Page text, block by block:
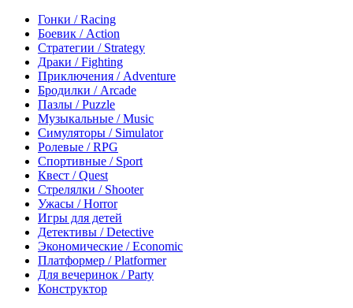
Гонки / Racing
Боевик / Action
Стратегии / Strategy
Драки / Fighting
Приключения / Adventure
Бродилки / Arcade
Пазлы / Puzzle
Музыкальные / Music
Симуляторы / Simulator
Ролевые / RPG
Спортивные / Sport
Квест / Quest
Стрелялки / Shooter
Ужасы / Horror
Игры для детей
Детективы / Detective
Экономические / Economic
Платформер / Platformer
Для вечеринок / Party
Конструктор